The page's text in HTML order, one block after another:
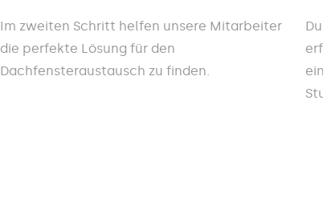
Im zweiten Schritt helfen unsere Mitarbeiter
die perfekte Lösung für den
Dachfensteraustausch zu finden.